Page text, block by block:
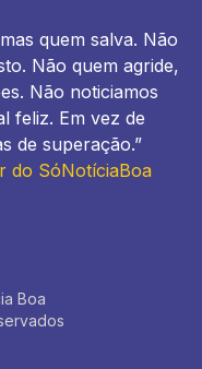
quem salva. Não
Não quem agride,
Não noticiamos
feliz. Em vez de
de superação.”
do SóNotíciaBoa
Boa